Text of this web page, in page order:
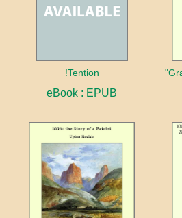
!Tention
eBook : EPUB